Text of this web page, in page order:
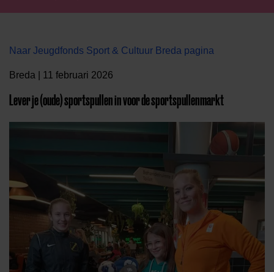
Naar Jeugdfonds Sport & Cultuur Breda pagina
Breda | 11 februari 2026
Lever je (oude) sportspullen in voor de sportspullenmarkt